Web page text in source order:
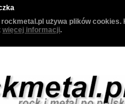
używa plików cookies.
więcej informacji.